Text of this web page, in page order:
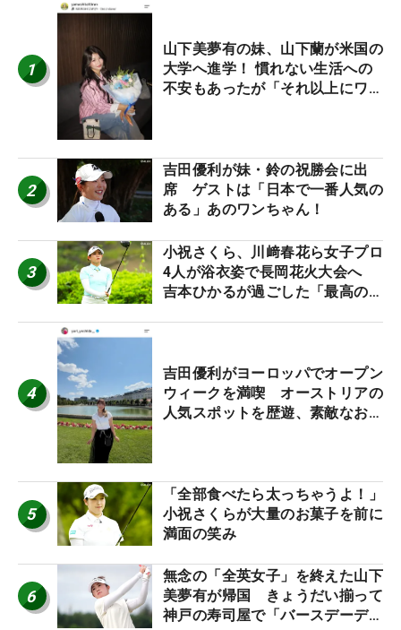
1
山下美夢有の妹、山下蘭が米国の
大学へ進学！ 慣れない生活への
不安もあったが「それ以上にワク
2
吉田優利が妹・鈴の祝勝会に出
席 ゲストは「日本で一番人気の
ある」あのワンちゃん！
3
小祝さくら、川﨑春花ら女子プロ
4人が浴衣姿で長岡花火大会へ
吉本ひかるが過ごした「最高の夏
4
吉田優利がヨーロッパでオープン
ウィークを満喫 オーストリアの
人気スポットを歴遊、素敵なお土
5
「全部食べたら太っちゃうよ！」
小祝さくらが大量のお菓子を前に
満面の笑み
6
無念の「全英女子」を終えた山下
美夢有が帰国 きょうだい揃って
神戸の寿司屋で「バースデーディ